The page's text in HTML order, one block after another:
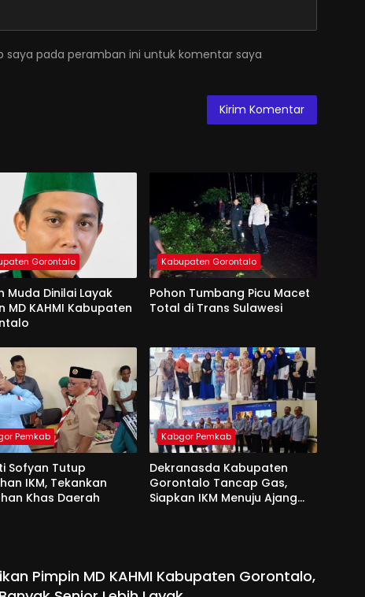
saya pada peramban ini untuk komentar saya
Gorontalo
Muda Dinilai Layak
MD KAHMI Kabupaten
Kabupaten Gorontalo
Pohon Tumbang Picu Macet
Total di Trans Sulawesi
Pemkab
Sofyan Tutup
IKM, Tekankan
Khas Daerah
Kabgor Pemkab
Dekranasda Kabupaten
Gorontalo Tancap Gas,
Siapkan IKM Menuju Ajang
Pimpin MD KAHMI Kabupaten Gorontalo,